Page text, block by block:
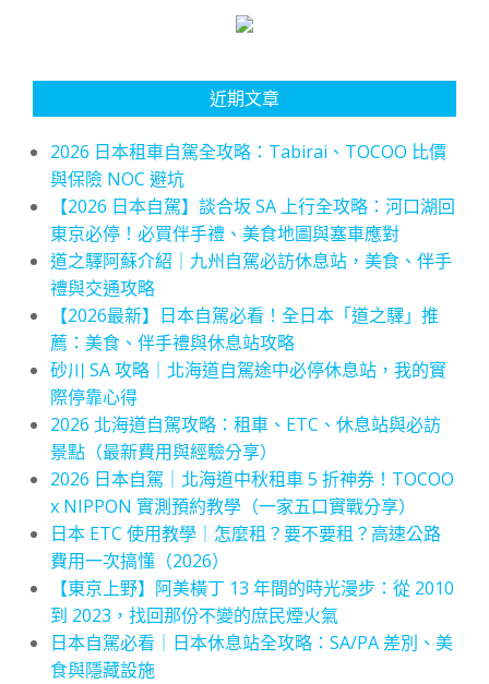
近期文章
2026 日本租車自駕全攻略：Tabirai、TOCOO 比價
與保險 NOC 避坑
【2026 日本自駕】談合坂 SA 上行全攻略：河口湖回
東京必停！必買伴手禮、美食地圖與塞車應對
道之驛阿蘇介紹｜九州自駕必訪休息站，美食、伴手
禮與交通攻略
【2026最新】日本自駕必看！全日本「道之驛」推
薦：美食、伴手禮與休息站攻略
砂川 SA 攻略｜北海道自駕途中必停休息站，我的實
際停靠心得
2026 北海道自駕攻略：租車、ETC、休息站與必訪
景點（最新費用與經驗分享）
2026 日本自駕｜北海道中秋租車 5 折神券！TOCOO
x NIPPON 實測預約教學（一家五口實戰分享）
日本 ETC 使用教學｜怎麼租？要不要租？高速公路
費用一次搞懂（2026）
【東京上野】阿美橫丁 13 年間的時光漫步：從 2010
到 2023，找回那份不變的庶民煙火氣
日本自駕必看｜日本休息站全攻略：SA/PA 差別、美
食與隱藏設施